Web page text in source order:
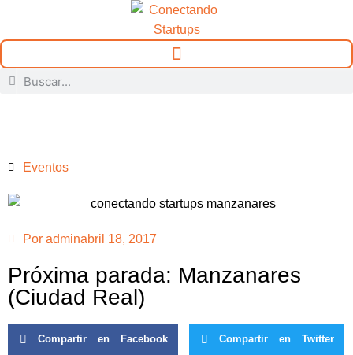
Eventos
Por adminabril 18, 2017
Próxima parada: Manzanares
(Ciudad Real)
Compartir en Facebook Compartir en Twitter